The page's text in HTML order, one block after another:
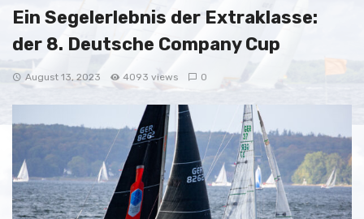
Ein Segelerlebnis der Extraklasse:
der 8. Deutsche Company Cup
August 13, 2023 4093 views 0